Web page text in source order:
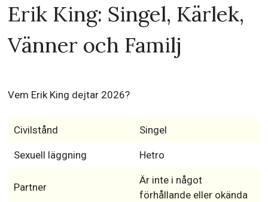
Erik King: Singel, Kärlek,
Vänner och Familj
Vem Erik King dejtar 2026?
Civilstånd Singel
Sexuell läggning Hetro
Partner
Är inte i något
förhållande eller okända